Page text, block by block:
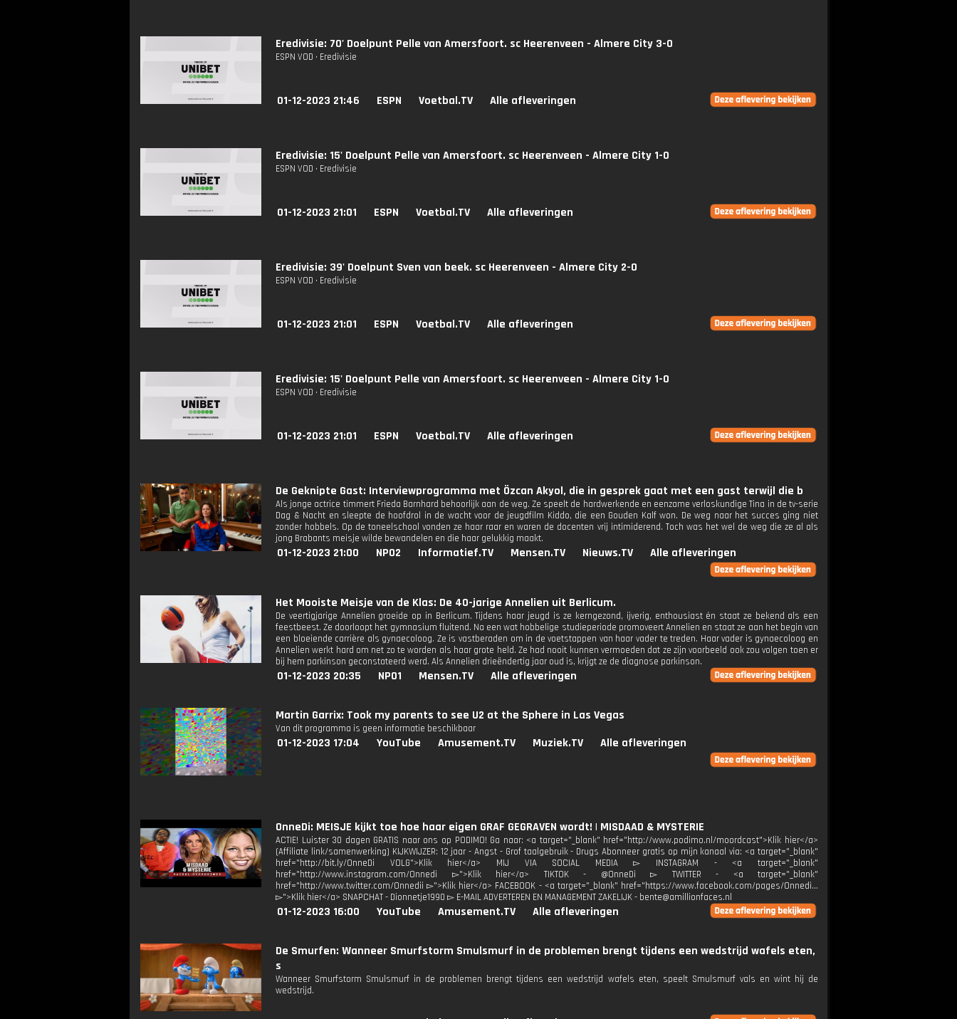
Eredivisie: 70' Doelpunt Pelle van Amersfoort. sc Heerenveen - Almere City 3-0
ESPN VOD • Eredivisie
01-12-2023 21:46 ESPN Voetbal.TV Alle afleveringen
Eredivisie: 15' Doelpunt Pelle van Amersfoort. sc Heerenveen - Almere City 1-0
ESPN VOD • Eredivisie
01-12-2023 21:01 ESPN Voetbal.TV Alle afleveringen
Eredivisie: 39' Doelpunt Sven van beek. sc Heerenveen - Almere City 2-0
ESPN VOD • Eredivisie
01-12-2023 21:01 ESPN Voetbal.TV Alle afleveringen
Eredivisie: 15' Doelpunt Pelle van Amersfoort. sc Heerenveen - Almere City 1-0
ESPN VOD • Eredivisie
01-12-2023 21:01 ESPN Voetbal.TV Alle afleveringen
De Geknipte Gast: Interviewprogramma met Özcan Akyol, die in gesprek gaat met een gast terwijl die b
Als jonge actrice timmert Frieda Barnhard behoorlijk aan de weg. Ze speelt de hardwerkende en eenzame verloskundige Tina in de tv-serie
Dag & Nacht en sleepte de hoofdrol in de wacht voor de jeugdfilm Kiddo, die een Gouden Kalf won. De weg naar het succes ging niet
zonder hobbels. Op de toneelschool vonden ze haar raar en waren de docenten vrij intimiderend. Toch was het wel de weg die ze al als
jong Brabants meisje wilde bewandelen en die haar gelukkig maakt.
01-12-2023 21:00 NPO2 Informatief.TV Mensen.TV Nieuws.TV Alle afleveringen
Het Mooiste Meisje van de Klas: De 40-jarige Annelien uit Berlicum.
De veertigjarige Annelien groeide op in Berlicum. Tijdens haar jeugd is ze kerngezond, ijverig, enthousiast én staat ze bekend als een
feestbeest. Ze doorloopt het gymnasium fluitend. Na een wat hobbelige studieperiode promoveert Annelien en staat ze aan het begin van
een bloeiende carrière als gynaecoloog. Ze is vastberaden om in de voetstappen van haar vader te treden. Haar vader is gynaecoloog en
Annelien werkt hard om net zo te worden als haar grote held. Ze had nooit kunnen vermoeden dat ze zijn voorbeeld ook zou volgen toen er
bij hem parkinson geconstateerd werd. Als Annelien drieëndertig jaar oud is, krijgt ze de diagnose parkinson.
01-12-2023 20:35 NPO1 Mensen.TV Alle afleveringen
Martin Garrix: Took my parents to see U2 at the Sphere in Las Vegas
Van dit programma is geen informatie beschikbaar
01-12-2023 17:04 YouTube Amusement.TV Muziek.TV Alle afleveringen
OnneDi: MEISJE kijkt toe hoe haar eigen GRAF GEGRAVEN wordt! | MISDAAD & MYSTERIE
ACTIE! Luister 30 dagen GRATIS naar ons op PODIMO! Ga naar: <a target="_blank" href="http://www.podimo.nl/moordcast">Klik hier</a>
(Affiliate link/samenwerking) KIJKWIJZER: 12 jaar - Angst - Grof taalgebruik - Drugs Abonneer gratis op mijn kanaal via: <a target="_blank"
href="http://bit.ly/OnneDi VOLG">Klik hier</a> MIJ VIA SOCIAL MEDIA ▻ INSTAGRAM - <a target="_blank"
href="http://www.instagram.com/Onnedi ▻">Klik hier</a> TIKTOK - @OnneDi ▻ TWITTER - <a target="_blank"
href="http://www.twitter.com/Onnedii ▻">Klik hier</a> FACEBOOK - <a target="_blank" href="https://www.facebook.com/pages/Onnedi...
▻">Klik hier</a> SNAPCHAT - Dionnetje1990 ▻ E-MAIL ADVERTEREN EN MANAGEMENT ZAKELIJK - bente@amillionfaces.nl
01-12-2023 16:00 YouTube Amusement.TV Alle afleveringen
De Smurfen: Wanneer Smurfstorm Smulsmurf in de problemen brengt tijdens een wedstrijd wafels eten,
s
Wanneer Smurfstorm Smulsmurf in de problemen brengt tijdens een wedstrijd wafels eten, speelt Smulsmurf vals en wint hij de
wedstrijd.